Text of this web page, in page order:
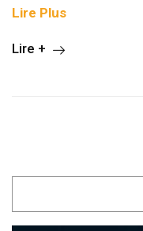
Lire Plus
Lire +